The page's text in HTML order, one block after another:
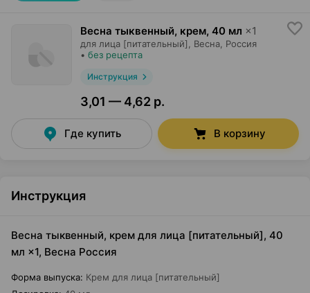
Весна тыквенный, крем, 40 мл ×1
для лица [питательный], Весна , Россия
• без рецепта
Инструкция
3,01 — 4,62 р.
Где купить В корзину
Инструкция
Весна тыквенный, крем для лица [питательный], 40
мл ×1, Весна Россия
Форма выпуска: Крем для лица [питательный]